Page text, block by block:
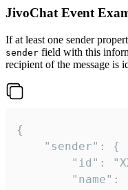
JivoChat Event
If at least one sender
sender field with this
recipient of the message is
{